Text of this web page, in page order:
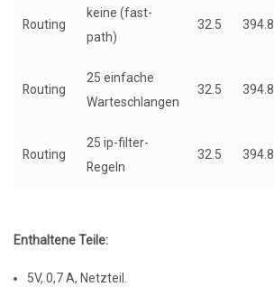
Routing
keine (fast-
path)
32.5 394.8
Routing
25 einfache
Warteschlangen
32.5 394.8
Routing
25 ip-filter-
Regeln
32.5 394.8
Enthaltene Teile:
5V, 0,7 A, Netzteil.